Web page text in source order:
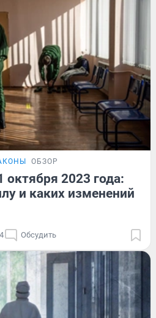
ОБЗОР
2023 года:
и каких изменений
Обсудить